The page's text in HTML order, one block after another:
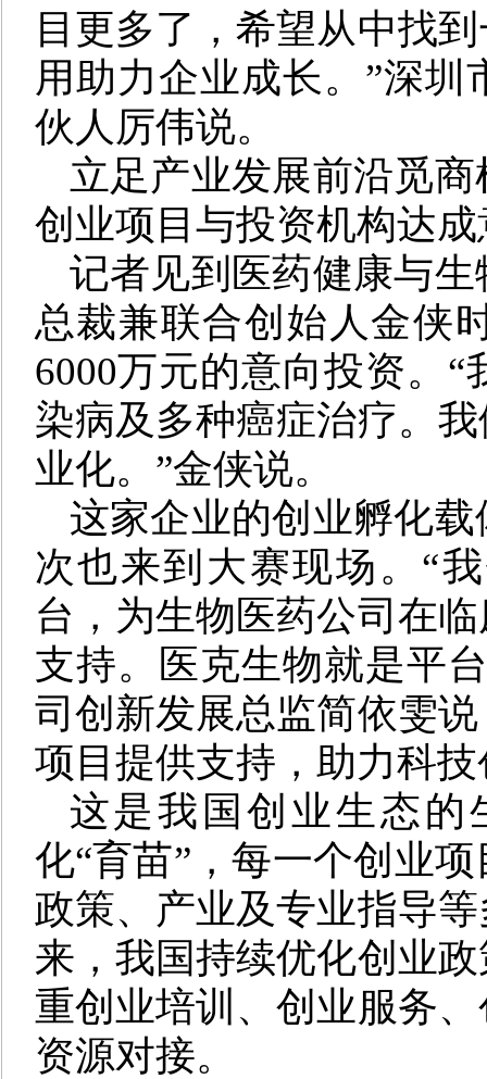
目更多了，希望从中找
用助力企业成长。”深
伙人厉伟说。
立足产业发展前沿觅
创业项目与投资机构达
记者见到医药健康与
总裁兼联合创始人金侠
6000万元的意向投资。
染病及多种癌症治疗。
业化。”金侠说。
这家企业的创业孵化
次也来到大赛现场。“
台，为生物医药公司在
支持。医克生物就是平
司创新发展总监简依雯
项目提供支持，助力科
这是我国创业生态的
化“育苗”，每一个创业
政策、产业及专业指导
来，我国持续优化创业
重创业培训、创业服务
资源对接。